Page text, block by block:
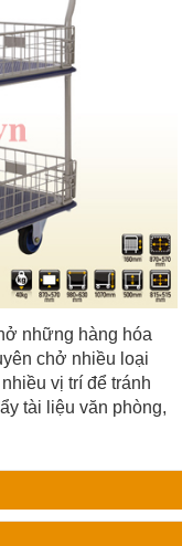
những hàng hóa
chở nhiều loại
vị trí để tránh
tài liệu văn phòng,